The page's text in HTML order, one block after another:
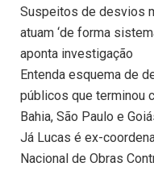
Suspeitos de desvios
atuam ‘de forma
aponta investigação
Entenda esquema de
públicos que terminou
Bahia, São Paulo e
Já Lucas é ex-
Nacional de Obras